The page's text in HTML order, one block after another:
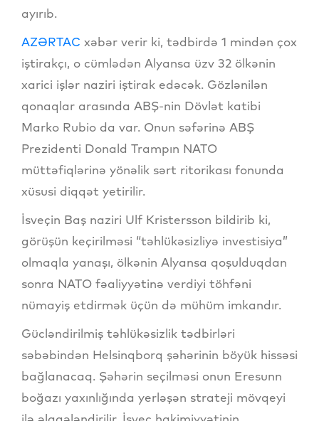
ayırıb.
AZƏRTAC xəbər verir ki, tədbirdə 1 mindən çox
iştirakçı, o cümlədən Alyansa üzv 32 ölkənin
xarici işlər naziri iştirak edəcək. Gözlənilən
qonaqlar arasında ABŞ-nin Dövlət katibi
Marko Rubio da var. Onun səfərinə ABŞ
Prezidenti Donald Trampın NATO
müttəfiqlərinə yönəlik sərt ritorikası fonunda
xüsusi diqqət yetirilir.
İsveçin Baş naziri Ulf Kristersson bildirib ki,
görüşün keçirilməsi “təhlükəsizliyə investisiya”
olmaqla yanaşı, ölkənin Alyansa qoşulduqdan
sonra NATO fəaliyyətinə verdiyi töhfəni
nümayiş etdirmək üçün də mühüm imkandır.
Gücləndirilmiş təhlükəsizlik tədbirləri
səbəbindən Helsinqborq şəhərinin böyük hissəsi
bağlanacaq. Şəhərin seçilməsi onun Eresunn
boğazı yaxınlığında yerləşən strateji mövqeyi